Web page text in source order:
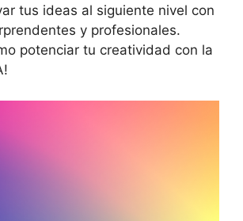
tus ideas al siguiente nivel con
y profesionales.
potenciar tu creatividad con la